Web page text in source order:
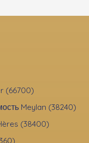
(66700)
Meylan (38240)
(38400)